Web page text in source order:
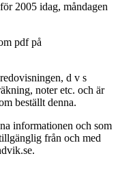
2005 idag, måndagen
pdf på
d v s
noter etc. och är
beställt denna.
informationen och som
från och med